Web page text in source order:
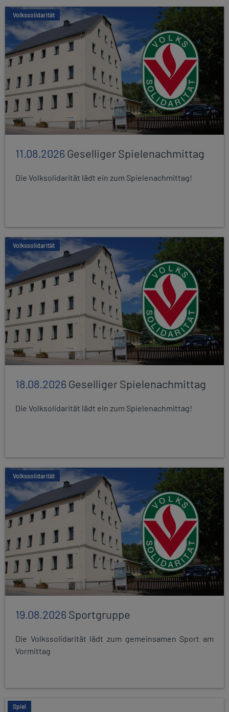
Volkssolidarität
11.08.2026Geselliger Spielenachmittag
Die Volksolidarität lädt ein zum Spielenachmittag!
Volkssolidarität
18.08.2026Geselliger Spielenachmittag
Die Volksolidarität lädt ein zum Spielenachmittag!
Volkssolidarität
19.08.2026Sportgruppe
Die Volkssolidarität lädt zum gemeinsamen Sport am
Vormittag
Spiel